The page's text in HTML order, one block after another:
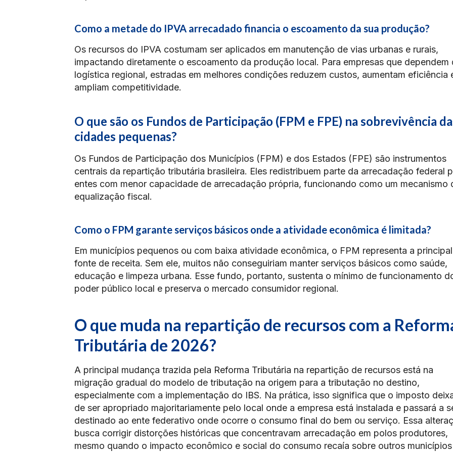
Como a metade do IPVA arrecadado financia o escoamento da sua produção?
Os recursos do IPVA costumam ser aplicados em manutenção de vias urbanas e rurais,
impactando diretamente o escoamento da produção local. Para empresas que dependem
logística regional, estradas em melhores condições reduzem custos, aumentam eficiência
ampliam competitividade.
O que são os Fundos de Participação (FPM e FPE) na sobrevivência
cidades pequenas?
Os Fundos de Participação dos Municípios (FPM) e dos Estados (FPE) são instrumentos
centrais da repartição tributária brasileira. Eles redistribuem parte da arrecadação federal
entes com menor capacidade de arrecadação própria, funcionando como um mecanismo
equalização fiscal.
Como o FPM garante serviços básicos onde a atividade econômica é limitada?
Em municípios pequenos ou com baixa atividade econômica, o FPM representa a principal
fonte de receita. Sem ele, muitos não conseguiriam manter serviços básicos como saúde,
educação e limpeza urbana. Esse fundo, portanto, sustenta o mínimo de funcionamento
poder público local e preserva o mercado consumidor regional.
O que muda na repartição de recursos com a
Tributária de 2026?
A principal mudança trazida pela Reforma Tributária na repartição de recursos está na
migração gradual do modelo de tributação na origem para a tributação no destino,
especialmente com a implementação do IBS. Na prática, isso significa que o imposto
de ser apropriado majoritariamente pelo local onde a empresa está instalada e passará a
destinado ao ente federativo onde ocorre o consumo final do bem ou serviço. Essa
busca corrigir distorções históricas que concentravam arrecadação em polos produtores,
mesmo quando o impacto econômico e social do consumo recaía sobre outros